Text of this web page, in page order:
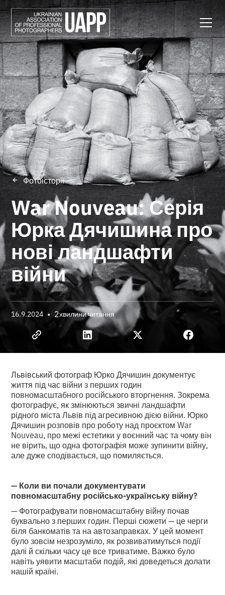
Фотоісторії
War Nouveau: Серія
Юрка Дячишина про
нові ландшафти
війни
16.9.2024 • 2хвилини читання
Львівський фотограф Юрко Дячишин документує
життя під час війни з перших годин
повномасштабного російського вторгнення. Зокрема
фотографує, як змінюються звичні ландшафти
рідного міста Львів під агресивною дією війни. Юрко
Дячишин розповів про роботу над проєктом War
Nouveau, про межі естетики у воєнний час та чому він
не вірить, що одна фотографія може зупинити війну,
але дуже сподівається, що помиляється.
— Коли ви почали документувати
повномасштабну російсько-українську війну?
— Фотографувати повномасштабну війну почав
буквально з перших годин. Перші сюжети — це черги
біля банкоматів та на автозаправках. У цей момент
було зовсім незрозуміло, як розвиватимуться події
далі й скільки часу це все триватиме. Важко було
навіть уявити масштаби подій, які доведеться долати
нашій країні.